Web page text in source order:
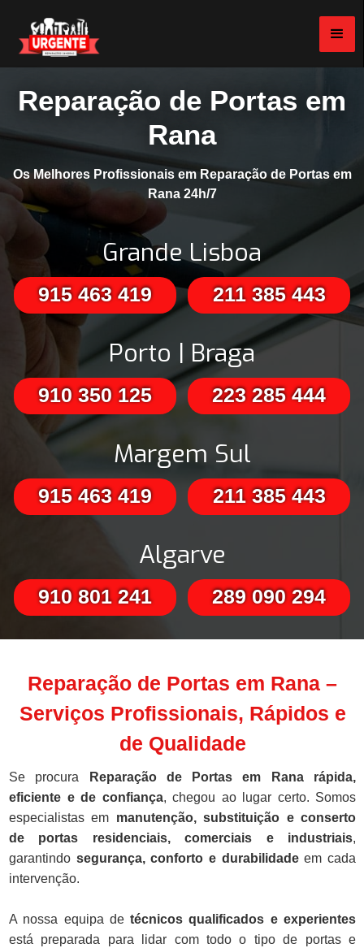
Reparação de Portas em
Rana
Os Melhores Profissionais em Reparação de Portas em
Rana 24h/7
Grande Lisboa
915 463 419 211 385 443
Porto | Braga
910 350 125 223 285 444
Margem Sul
915 463 419 211 385 443
Algarve
910 801 241 289 090 294
Reparação de Portas em Rana –
Serviços Profissionais, Rápidos e
de Qualidade
Se procura
Reparação de Portas em Rana rápida,
eficiente e de confiança, chegou ao lugar certo. Somos
especialistas em manutenção, substituição e conserto
de portas residenciais, comerciais e industriais,
garantindo segurança, conforto e durabilidadeem cada
intervenção.
A nossa equipa detécnicos qualificados e experientes
está preparada para lidar com todo o tipo de portas e